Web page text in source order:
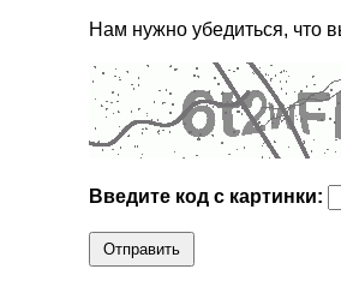
Нам нужно убедиться, что
Введите код с картинки:
Отправить